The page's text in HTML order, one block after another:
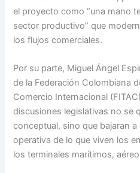
el proyecto como “una mano
sector productivo” que
los flujos comerciales.
Por su parte, Miguel Ángel
de la Federación Colombiana
Comercio Internacional
discusiones legislativas no se
conceptual, sino que bajaran
operativa de lo que viven los
los terminales marítimos,